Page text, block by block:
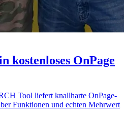
kostenloses OnPage
Tool liefert knallharte OnPage-
Funktionen und echten Mehrwert